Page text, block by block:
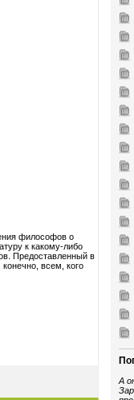
философов о
к какому-либо
Предоставленный в
конечно, всем, кого
А